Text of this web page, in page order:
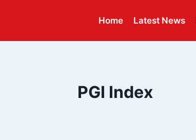
Home Latest News
PGI Index